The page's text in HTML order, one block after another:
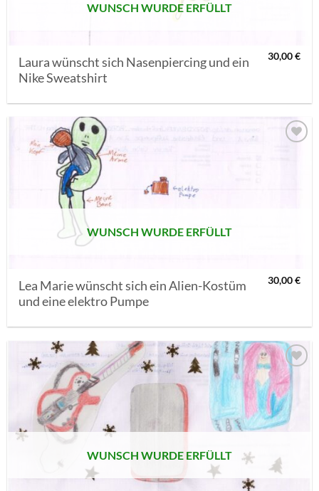
WUNSCH WURDE ERFÜLLT
Laura wünscht sich Nasenpiercing und ein
Nike Sweatshirt
30,00€
WUNSCH WURDE ERFÜLLT
Lea Marie wünscht sich ein Alien-Kostüm
und eine elektro Pumpe
30,00€
AUF MEINE
MERKLISTE
SETZEN
WUNSCH WURDE ERFÜLLT